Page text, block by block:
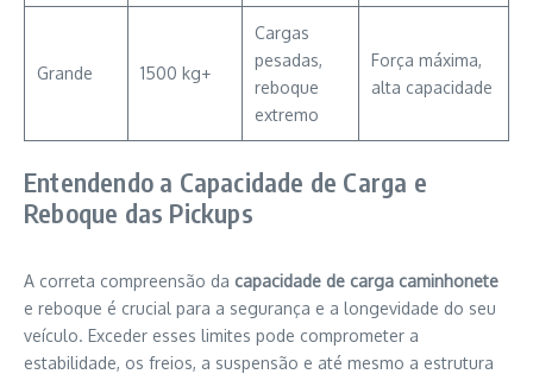
Grande 1500 kg+
Cargas
pesadas,
reboque
extremo
Força máxima,
alta capacidade
Entendendo a Capacidade de Carga e
Reboque das Pickups
A correta compreensão da capacidade de carga caminhonete
e reboque é crucial para a segurança e a longevidade do seu
veículo. Exceder esses limites pode comprometer a
estabilidade, os freios, a suspensão e até mesmo a estrutura